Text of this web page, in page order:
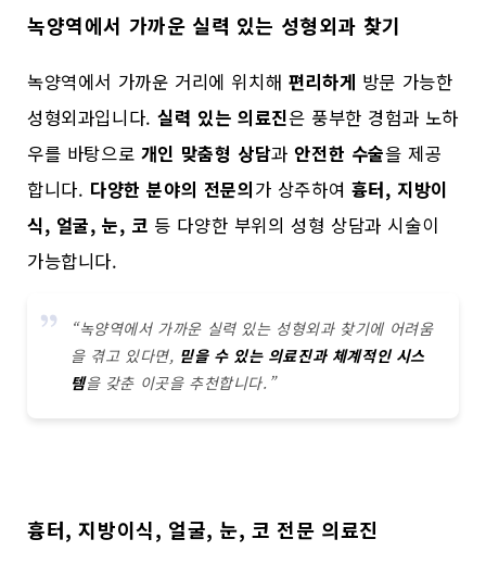
녹양역에서 가까운 실력 있는 성형외과 찾기
녹양역에서 가까운 거리에 위치해 편리하게 방문 가능한
성형외과입니다.실력 있는 의료진은 풍부한 경험과 노하
우를 바탕으로 개인 맞춤형 상담과 안전한 수술을 제공
합니다. 다양한 분야의 전문의가 상주하여 흉터, 지방이
식, 얼굴, 눈, 코 등 다양한 부위의 성형 상담과 시술이
가능합니다.
“녹양역에서 가까운 실력 있는 성형외과 찾기에 어려움
을 겪고 있다면, 믿을 수 있는 의료진과 체계적인 시스
템을 갖춘 이곳을 추천합니다.”
흉터, 지방이식, 얼굴, 눈, 코 전문 의료진